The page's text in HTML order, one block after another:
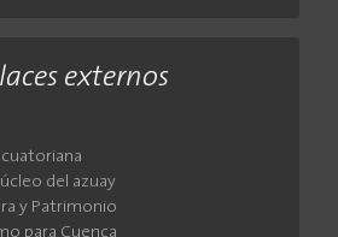
externos
del azuay
y Patrimonio
para Cuenca